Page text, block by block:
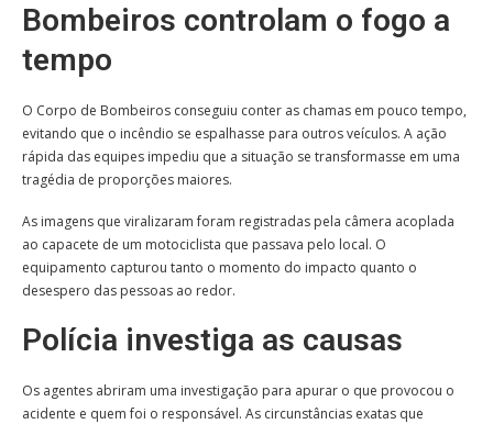
Bombeiros controlam o fogo a
tempo
O Corpo de Bombeiros conseguiu conter as chamas em pouco tempo,
evitando que o incêndio se espalhasse para outros veículos. A ação
rápida das equipes impediu que a situação se transformasse em uma
tragédia de proporções maiores.
As imagens que viralizaram foram registradas pela câmera acoplada
ao capacete de um motociclista que passava pelo local. O
equipamento capturou tanto o momento do impacto quanto o
desespero das pessoas ao redor.
Polícia investiga as causas
Os agentes abriram uma investigação para apurar o que provocou o
acidente e quem foi o responsável. As circunstâncias exatas que